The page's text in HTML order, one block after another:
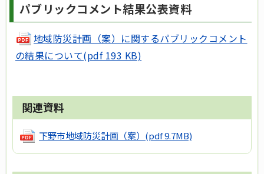
パブリックコメント結果公表資料
地域防災計画（案）に関するパブリックコメント
の結果について(pdf 193 KB)
関連資料
下野市地域防災計画（案） (pdf 9.7MB)